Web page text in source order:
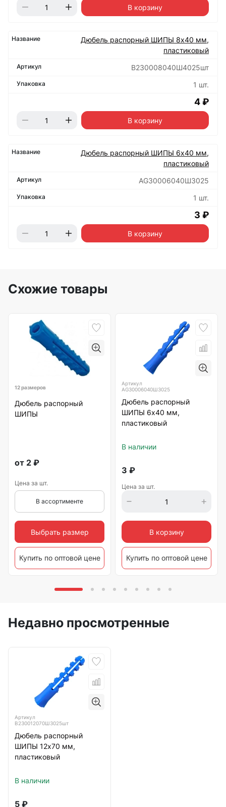
В корзину
Дюбель распорный ШИПЫ 8х40 мм,
пластиковый
B230008040Ш4025шт
1 шт.
4 ₽
В корзину
Дюбель распорный ШИПЫ 6х40 мм,
пластиковый
AG30006040Ш3025
1 шт.
3 ₽
В корзину
Схожие товары
12 размеров
Дюбель распорный
ШИПЫ
от 2 ₽
Цена за шт.
В ассортименте
Выбрать размер
Купить по оптовой цене
Артикул
AG30006040Ш3025
Дюбель распорный
ШИПЫ 6х40 мм,
пластиковый
В наличии
3 ₽
Цена за шт.
В корзину
Купить по оптовой цене
Недавно просмотренные
Артикул
B230012070Ш3025шт
Дюбель распорный
ШИПЫ 12х70 мм,
пластиковый
В наличии
5 ₽